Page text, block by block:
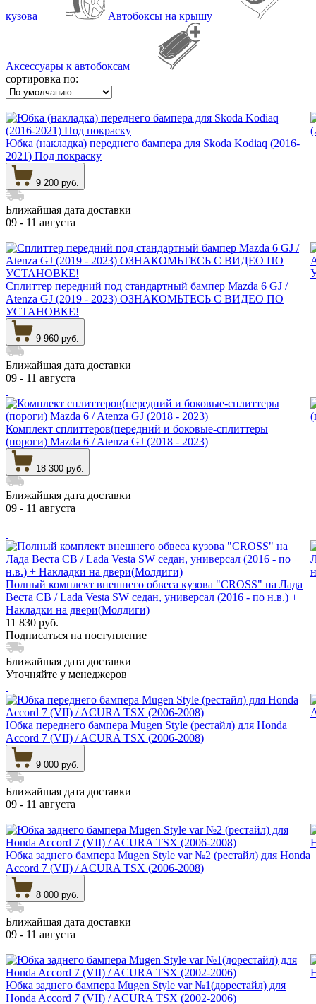
кузова Автобоксы на крышу
Аксессуары к автобоксам
сортировка по:
Юбка (накладка) переднего бампера для Skoda Kodiaq (2016-
2021) Под покраску
9 200 руб.
Ближайшая дата доставки
09 - 11 августа
Сплиттер передний под стандартный бампер Mazda 6 GJ /
Atenza GJ (2019 - 2023) ОЗНАКОМЬТЕСЬ С ВИДЕО ПО
УСТАНОВКЕ!
9 960 руб.
Ближайшая дата доставки
09 - 11 августа
Комплект сплиттеров(передний и боковые-сплиттеры
(пороги) Mazda 6 / Atenza GJ (2018 - 2023)
18 300 руб.
Ближайшая дата доставки
09 - 11 августа
Полный комплект внешнего обвеса кузова "CROSS" на Лада
Веста СВ / Lada Vesta SW седан, универсал (2016 - по н.в.) +
Накладки на двери(Молдиги)
11 830 руб.
Подписаться на поступление
Ближайшая дата доставки
Уточняйте у менеджеров
Юбка переднего бампера Mugen Style (рестайл) для Honda
Accord 7 (VII) / ACURA TSX (2006-2008)
9 000 руб.
Ближайшая дата доставки
09 - 11 августа
Юбка заднего бампера Mugen Style var №2 (рестайл) для Honda
Accord 7 (VII) / ACURA TSX (2006-2008)
8 000 руб.
Ближайшая дата доставки
09 - 11 августа
Юбка заднего бампера Mugen Style var №1(дорестайл) для
Honda Accord 7 (VII) / ACURA TSX (2002-2006)